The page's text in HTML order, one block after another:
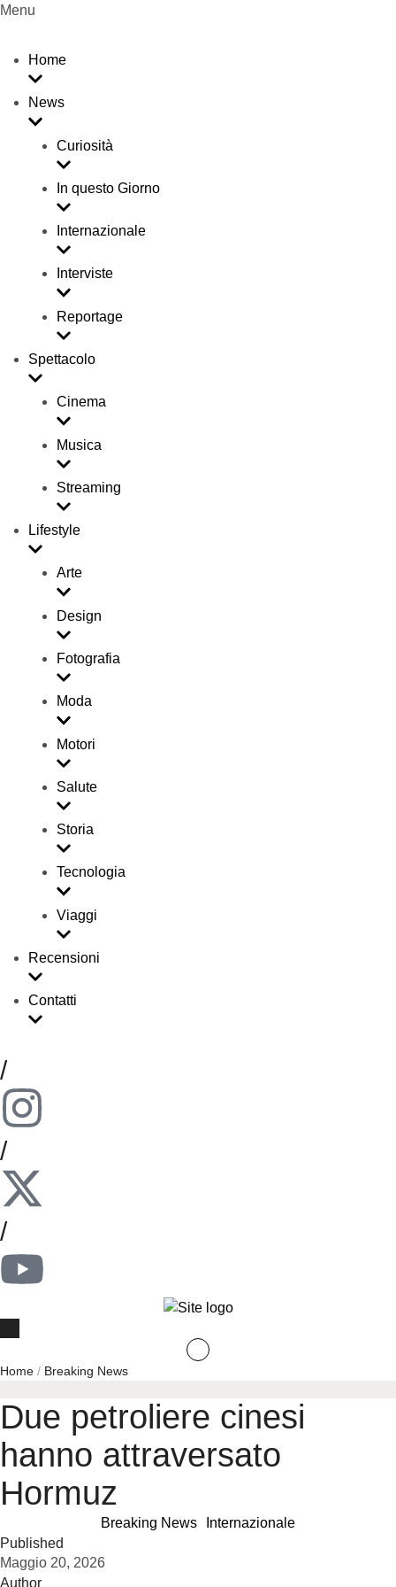
Menu
Home
News
Curiosità
In questo Giorno
Internazionale
Interviste
Reportage
Spettacolo
Cinema
Musica
Streaming
Lifestyle
Arte
Design
Fotografia
Moda
Motori
Salute
Storia
Tecnologia
Viaggi
Recensioni
Contatti
/
/
/
Home / Breaking News
Due petroliere cinesi
hanno attraversato
Hormuz
Breaking News
Internazionale
Published
Maggio 20, 2026
Author